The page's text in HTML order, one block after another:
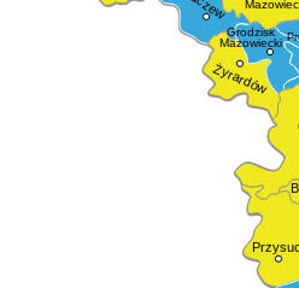
Żyrardów
Grodzisk
Mazowiecki